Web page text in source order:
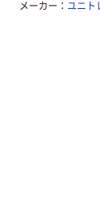
メーカー ユニト